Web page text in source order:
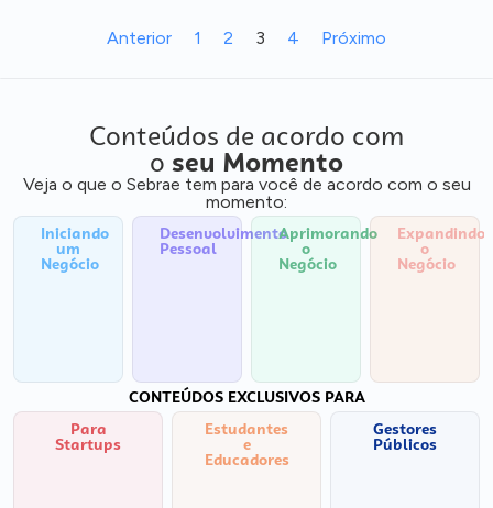
Anterior 1 2 3 4 Próximo
Conteúdos de acordo com
o seu Momento
Veja o que o Sebrae tem para você de acordo com o seu
momento:
Iniciando
um
Negócio
Desenvolvimento
Pessoal
Aprimorando
o
Negócio
Expandindo
o
Negócio
CONTEÚDOS EXCLUSIVOS PARA
Para
Startups
Estudantes
e
Educadores
Gestores
Públicos